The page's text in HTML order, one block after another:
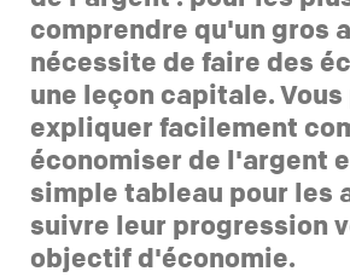
comprendre qu'un gros
nécessite de faire des
une leçon capitale.
expliquer facilement
économiser de l'argent
simple tableau pour les
suivre leur progression
objectif d'économie.